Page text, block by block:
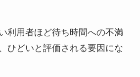
利用者ほど待ち時間への不満
ひどいと評価される要因にな